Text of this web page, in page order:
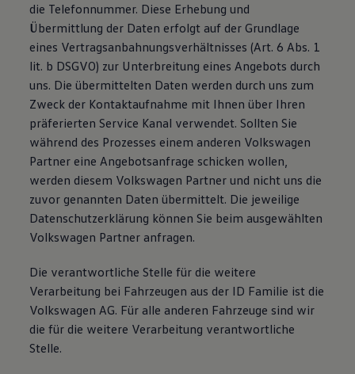
die Telefonnummer. Diese Erhebung und
Übermittlung der Daten erfolgt auf der Grundlage
eines Vertragsanbahnungsverhältnisses (Art. 6 Abs. 1
lit. b DSGVO) zur Unterbreitung eines Angebots durch
uns. Die übermittelten Daten werden durch uns zum
Zweck der Kontaktaufnahme mit Ihnen über Ihren
präferierten Service Kanal verwendet. Sollten Sie
während des Prozesses einem anderen Volkswagen
Partner eine Angebotsanfrage schicken wollen,
werden diesem Volkswagen Partner und nicht uns die
zuvor genannten Daten übermittelt. Die jeweilige
Datenschutzerklärung können Sie beim ausgewählten
Volkswagen Partner anfragen.
Die verantwortliche Stelle für die weitere
Verarbeitung bei Fahrzeugen aus der ID Familie ist die
Volkswagen AG. Für alle anderen Fahrzeuge sind wir
die für die weitere Verarbeitung verantwortliche
Stelle.